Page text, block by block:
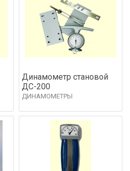
Динамометр становой
ДС-200
ДИНАМОМЕТРЫ